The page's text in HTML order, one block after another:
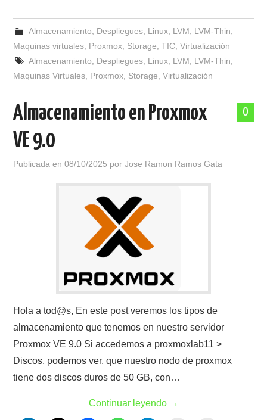
Almacenamiento Despliegues, Linux, LVM LVM-Thin
Maquinas virtuales Proxmox Storage ,TIC ,Virtualización
Almacenamiento
Despliegues, Linux, LVM LVM-Thin
Maquinas Virtuales Proxmox Storage ,Virtualización
0
Almacenamiento en Proxmox
VE 9.0
Publicada en08/10/2025 porJose Ramon Ramos Gata
Hola a tod@s, En este post veremos los tipos de
almacenamiento que tenemos en nuestro servidor
Proxmox VE 9.0 Si accedemos a proxmoxlab11 >
Discos, podemos ver, que nuestro nodo de proxmox
tiene dos discos duros de 50 GB, con…
Continuar leyendo →